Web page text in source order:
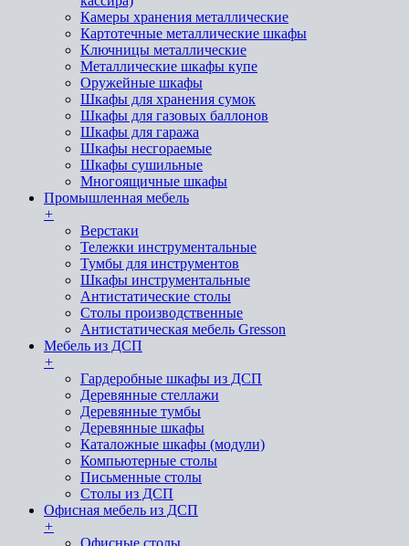
Камеры хранения металлические
Картотечные металлические шкафы
Ключницы металлические
Металлические шкафы купе
Оружейные шкафы
Шкафы для хранения сумок
Шкафы для газовых баллонов
Шкафы для гаража
Шкафы несгораемые
Шкафы сушильные
Многоящичные шкафы
Промышленная мебель
+
Верстаки
Тележки инструментальные
Тумбы для инструментов
Шкафы инструментальные
Антистатические столы
Столы производственные
Антистатическая мебель Gresson
Мебель из ДСП
+
Гардеробные шкафы из ДСП
Деревянные стеллажи
Деревянные тумбы
Деревянные шкафы
Каталожные шкафы (модули)
Компьютерные столы
Письменные столы
Столы из ДСП
Офисная мебель из ДСП
+
Офисные столы